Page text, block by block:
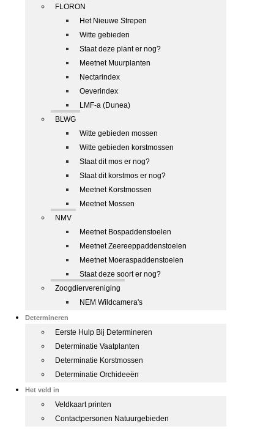
FLORON
Het Nieuwe Strepen
Witte gebieden
Staat deze plant er nog?
Meetnet Muurplanten
Nectarindex
Oeverindex
LMF-a (Dunea)
BLWG
Witte gebieden mossen
Witte gebieden korstmossen
Staat dit mos er nog?
Staat dit korstmos er nog?
Meetnet Korstmossen
Meetnet Mossen
NMV
Meetnet Bospaddenstoelen
Meetnet Zeereeppaddenstoelen
Meetnet Moeraspaddenstoelen
Staat deze soort er nog?
Zoogdiervereniging
NEM Wildcamera's
Determineren
Eerste Hulp Bij Determineren
Determinatie Vaatplanten
Determinatie Korstmossen
Determinatie Orchideeën
Het veld in
Veldkaart printen
Contactpersonen Natuurgebieden